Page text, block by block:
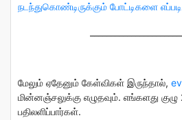
நடந்துகொண்டிருக்கும் போட்டிகளை
மேலும் ஏதேனும் கேள்விகள் இருந்தால்,
மின்னஞ்சலுக்கு எழுதவும். எங்களது
பதிலளிப்பார்கள்.